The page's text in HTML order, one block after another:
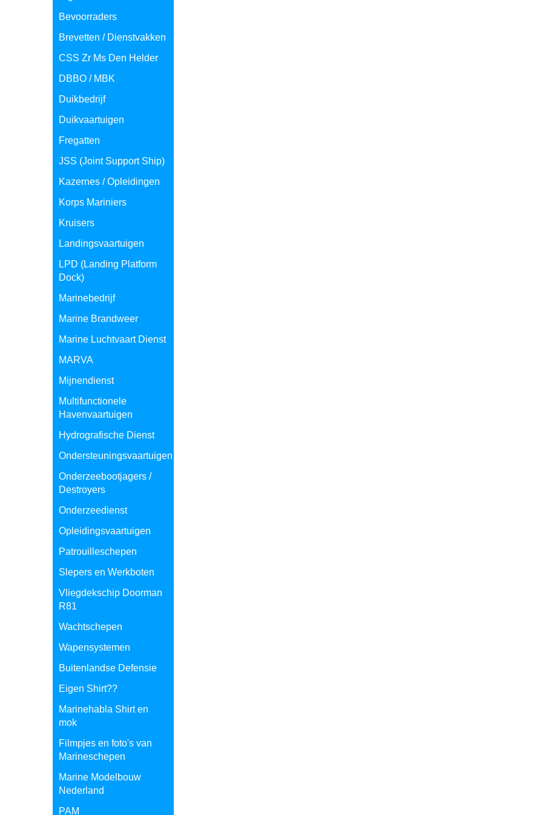
Bevoorraders
Brevetten / Dienstvakken
CSS Zr Ms Den Helder
DBBO / MBK
Duikbedrijf
Duikvaartuigen
Fregatten
JSS (Joint Support Ship)
Kazernes / Opleidingen
Korps Mariniers
Kruisers
Landingsvaartuigen
LPD (Landing Platform
Dock)
Marinebedrijf
Marine Brandweer
Marine Luchtvaart Dienst
MARVA
Mijnendienst
Multifunctionele
Havenvaartuigen
Hydrografische Dienst
Ondersteuningsvaartuigen
Onderzeebootjagers /
Destroyers
Onderzeedienst
Opleidingsvaartuigen
Patrouilleschepen
Slepers en Werkboten
Vliegdekschip Doorman
R81
Wachtschepen
Wapensystemen
Buitenlandse Defensie
Eigen Shirt??
Marinehabla Shirt en
mok
Filmpjes en foto's van
Marineschepen
Marine Modelbouw
Nederland
PAM